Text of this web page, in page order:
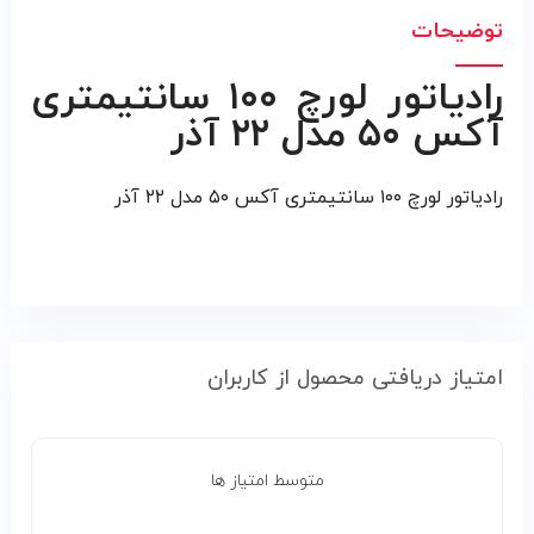
توضیحات
رادیاتور لورچ ۱۰۰ سانتیمتری
آکس ۵۰ مدل ۲۲ آذر
رادیاتور لورچ ۱۰۰ سانتیمتری آکس ۵۰ مدل ۲۲ آذر
امتیاز دریافتی محصول از کاربران
متوسط امتیاز ها